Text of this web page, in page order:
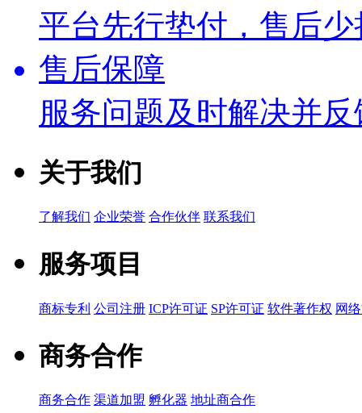
平台先行垫付，售后少
售后保障
服务问题及时解决并反
关于我们
了解我们 企业荣誉 合作伙伴 联系我们
服务项目
商标专利 公司注册 ICP许可证 SP许可证 软件著作权 网
商务合作
商务合作 渠道加盟 孵化器 地址商合作